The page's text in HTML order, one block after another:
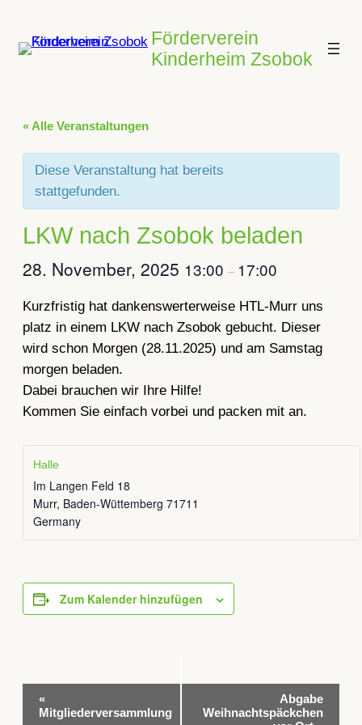
Förderverein
Kinderheim Zsobok
« Alle Veranstaltungen
Diese Veranstaltung hat bereits
stattgefunden.
LKW nach Zsobok beladen
28. November, 2025 13:00 – 17:00
Kurzfristig hat dankenswerterweise HTL-Murr uns
platz in einem LKW nach Zsobok gebucht. Dieser
wird schon Morgen (28.11.2025) und am Samstag
morgen beladen.
Dabei brauchen wir Ihre Hilfe!
Kommen Sie einfach vorbei und packen mit an.
Halle
Im Langen Feld 18
Murr, Baden-Wüttemberg 71711
Germany
Zum Kalender hinzufügen
Veranstaltung-
Navigation
«
Mitgliederversammlung
Abgabe
Weihnachtspäckchen